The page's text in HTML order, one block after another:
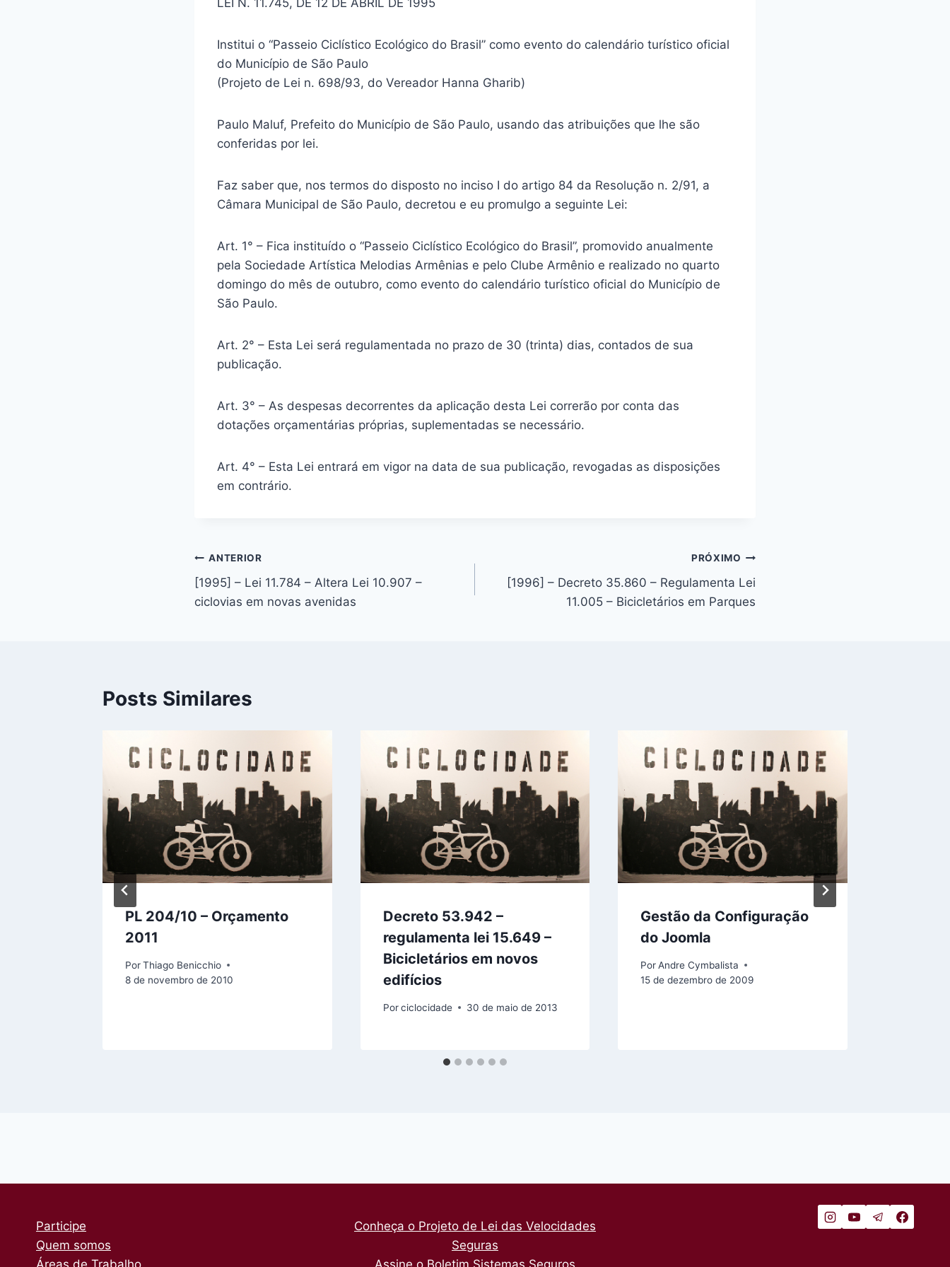
Institui o “Passeio Ciclístico Ecológico do Brasil” como evento do calendário turístico oficial
do Município de São Paulo
(Projeto de Lei n. 698/93, do Vereador Hanna Gharib)
Paulo Maluf, Prefeito do Município de São Paulo, usando das atribuições que lhe são
conferidas por lei.
Faz saber que, nos termos do disposto no inciso I do artigo 84 da Resolução n. 2/91, a
Câmara Municipal de São Paulo, decretou e eu promulgo a seguinte Lei:
Art. 1° – Fica instituído o “Passeio Ciclístico Ecológico do Brasil”, promovido anualmente
pela Sociedade Artística Melodias Armênias e pelo Clube Armênio e realizado no quarto
domingo do mês de outubro, como evento do calendário turístico oficial do Município de
São Paulo.
Art. 2° – Esta Lei será regulamentada no prazo de 30 (trinta) dias, contados de sua
publicação.
Art. 3° – As despesas decorrentes da aplicação desta Lei correrão por conta das
dotações orçamentárias próprias, suplementadas se necessário.
Art. 4° – Esta Lei entrará em vigor na data de sua publicação, revogadas as disposições
em contrário.
Navegação
de
ANTERIOR
[1995] – Lei 11.784 – Altera Lei 10.907 –
ciclovias em novas avenidas
PRÓXIMO
[1996] – Decreto 35.860 – Regulamenta Lei
11.005 – Bicicletários em Parques
Posts Similares
PL 204/10 – Orçamento
2011
PorThiago Benicchio
8 de novembro de 2010
Decreto 53.942 –
regulamenta lei 15.649 –
Bicicletários em novos
edifícios
Por ciclocidade 30 de maio de 2013
Gestão da Configuração
do Joomla
Por Andre Cymbalista
15 de dezembro de 2009
Participe
Quem somos
Áreas de Trabalho
Conheça o Projeto de Lei das Velocidades
Seguras
Assine o Boletim Sistemas Seguros